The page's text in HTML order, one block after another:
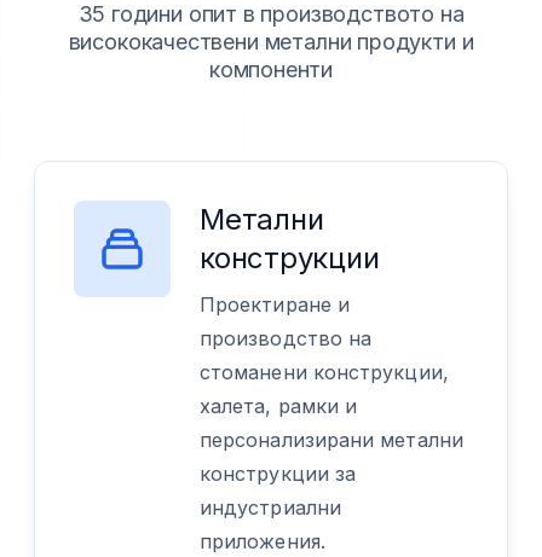
35 години опит в производството на
висококачествени метални продукти и
компоненти
Метални
конструкции
Проектиране и
производство на
стоманени конструкции,
халета, рамки и
персонализирани метални
конструкции за
индустриални
приложения.